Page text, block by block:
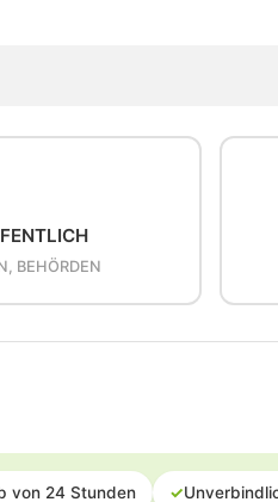
BEHÖRDEN
von 24 Stunden ✓